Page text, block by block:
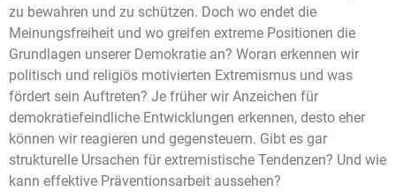
zu bewahren und zu schützen. Doch wo endet die
Meinungsfreiheit und wo greifen extreme Positionen die
Grundlagen unserer Demokratie an? Woran erkennen wir
politisch und religiös motivierten Extremismus und was
fördert sein Auftreten? Je früher wir Anzeichen für
demokratiefeindliche Entwicklungen erkennen, desto eher
können wir reagieren und gegensteuern. Gibt es gar
strukturelle Ursachen für extremistische Tendenzen? Und wie
kann effektive Präventionsarbeit aussehen?